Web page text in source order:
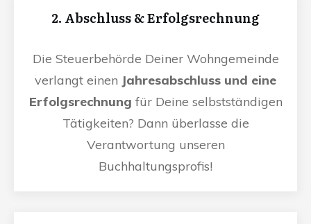
2. Abschluss & Erfolgsrechnung
Die Steuerbehörde Deiner Wohngemeinde
verlangt einen Jahresabschluss und eine
Erfolgsrechnung für Deine selbstständigen
Tätigkeiten? Dann überlasse die
Verantwortung unseren
Buchhaltungsprofis!